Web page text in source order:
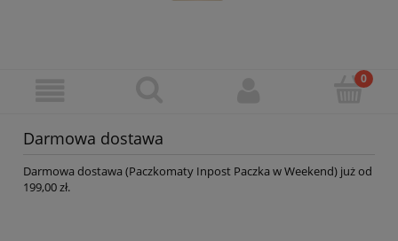
Darmowa dostawa
Darmowa dostawa (Paczkomaty Inpost Paczka w Weekend) już od
199,00 zł.